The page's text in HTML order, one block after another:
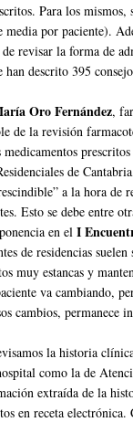
Para los mismos,
por paciente).
de revisar la forma de
han descrito 395
Oro Fernández,
de la revisión
de
a la hora de
Esto se debe entre
en el I
de residencias
muy estancas y
va cambiando,
cambios, permanece
la historia
como la de
extraída de la
en receta electrónica.